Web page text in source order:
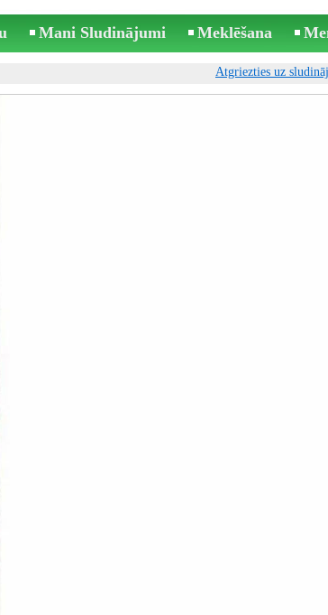
Mani Sludinājumi Meklēšana
Atgriezties uz